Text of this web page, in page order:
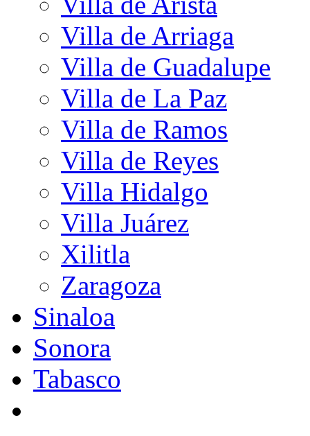
Villa de Arriaga
Villa de Guadalupe
Villa de La Paz
Villa de Ramos
Villa de Reyes
Villa Hidalgo
Villa Juárez
Xilitla
Zaragoza
Sinaloa
Sonora
Tabasco